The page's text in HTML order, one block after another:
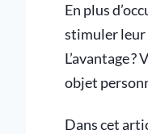
En plus
stimuler leur
L’avantage
objet
Dans cet